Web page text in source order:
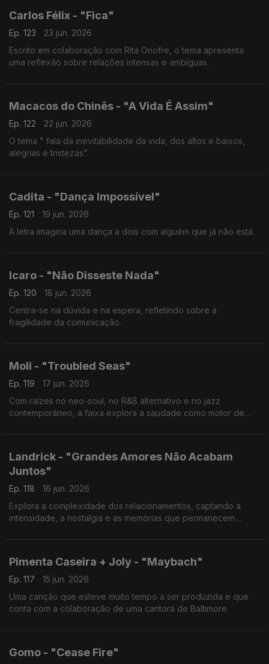
Carlos Félix - "Fica"
Ep. 123
23 jun. 2026
Escrito em colaboração com Rita Onofre, o tema apresenta
uma reflexão sobre relações intensas e ambíguas.
Macacos do Chinês - "A Vida É Assim"
Ep. 122
22 jun. 2026
O tema " fala da inevitabilidade da vida, dos altos e baixos,
alegrias e tristezas".
Cadita - "Dança Impossível"
Ep. 121
19 jun. 2026
A letra imagina uma dança a dois com alguém que já não está.
Icaro - "Não Disseste Nada"
Ep. 120
18 jun. 2026
Centra-se na dúvida e na espera, refletindo sobre a
fragilidade da comunicação.
Moli - "Troubled Seas"
Ep. 119
17 jun. 2026
Com raízes no neo-soul, no R&B alternativo e no jazz
contemporâneo, a faixa explora a saudade como motor de
Landrick - "Grandes Amores Não Acabam
Juntos"
Ep. 118
16 jun. 2026
Explora a complexidade dos relacionamentos, captando a
intensidade, a nostalgia e as memórias que permanecem
Pimenta Caseira + Joly - "Maybach"
Ep. 117
15 jun. 2026
Uma canção que esteve muito tempo a ser produzida e que
conta com a colaboração de uma cantora de Baltimore.
Gomo - "Cease Fire"